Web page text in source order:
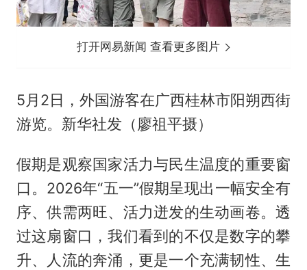
打开网易新闻 查看更多图片
5月2日，外国游客在广西桂林市阳朔西街
游览。新华社发（廖祖平摄）
假期是观察国家活力与民生温度的重要窗
口。2026年“五一”假期呈现出一幅安全有
序、供需两旺、活力迸发的生动画卷。透
过这扇窗口，我们看到的不仅是数字的攀
升、人流的奔涌，更是一个充满韧性、生